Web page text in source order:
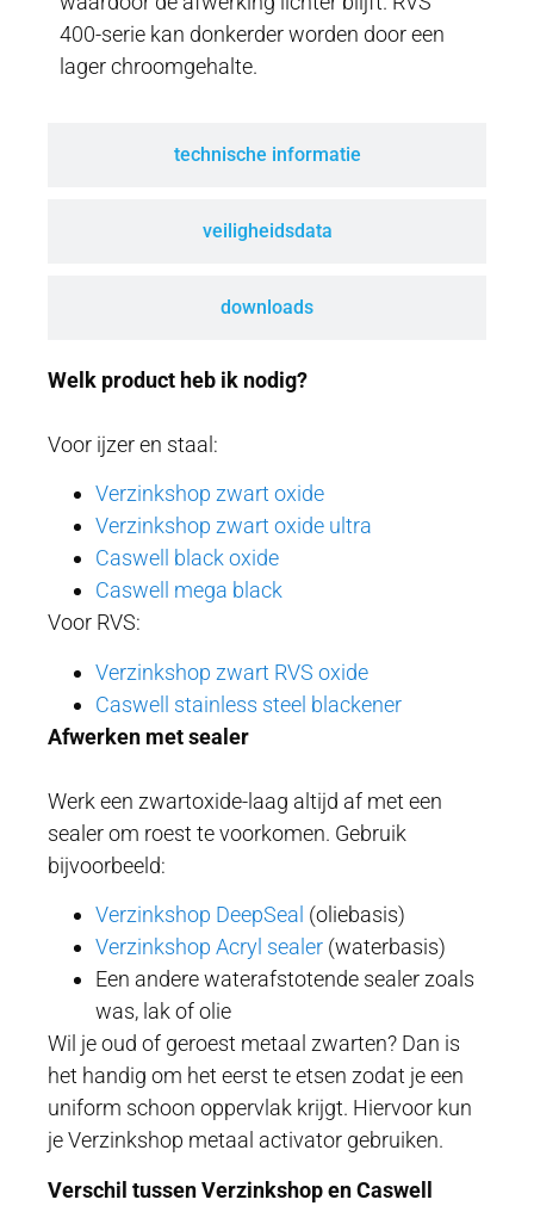
technische informatie
veiligheidsdata
downloads
400-serie kan donkerder worden door een
lager chroomgehalte.
Welk product heb ik nodig?
Voor ijzer en staal:
Verzinkshop zwart oxide
Verzinkshop zwart oxide ultra
Caswell black oxide
Caswell mega black
Voor RVS:
Verzinkshop zwart RVS oxide
Caswell stainless steel blackener
Afwerken met sealer
Werk een zwartoxide-laag altijd af met een
sealer om roest te voorkomen. Gebruik
bijvoorbeeld:
Verzinkshop DeepSeal (oliebasis)
Verzinkshop Acryl sealer (waterbasis)
Een andere waterafstotende sealer zoals
was, lak of olie
Wil je oud of geroest metaal zwarten? Dan is
het handig om het eerst te etsen zodat je een
uniform schoon oppervlak krijgt. Hiervoor kun
je Verzinkshop metaal activator gebruiken.
Verschil tussen Verzinkshop en Caswell